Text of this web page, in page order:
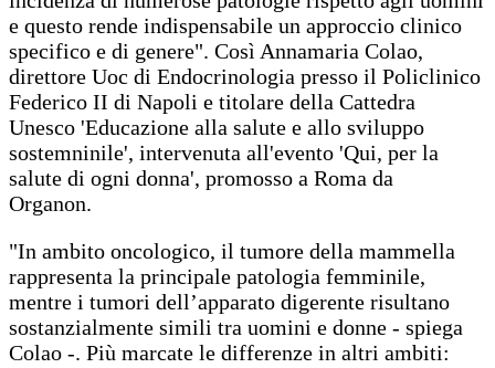
e questo rende indispensabile un approccio clinico
specifico e di genere". Così Annamaria Colao,
direttore Uoc di Endocrinologia presso il Policlinico
Federico II di Napoli e titolare della Cattedra
Unesco 'Educazione alla salute e allo sviluppo
sostemninile', intervenuta all'evento 'Qui, per la
salute di ogni donna', promosso a Roma da
Organon.
"In ambito oncologico, il tumore della mammella
rappresenta la principale patologia femminile,
mentre i tumori dell’apparato digerente risultano
sostanzialmente simili tra uomini e donne - spiega
Colao -. Più marcate le differenze in altri ambiti: